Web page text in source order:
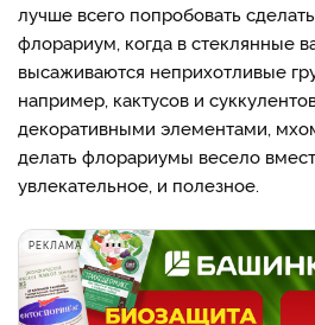
лучше всего попробовать
флорариум, когда в стеклянные
высаживаются неприхотливые
например, кактусов и
декоративными элементами,
делать флорариумы весело
увлекательное, и полезное.
РЕКЛАМА